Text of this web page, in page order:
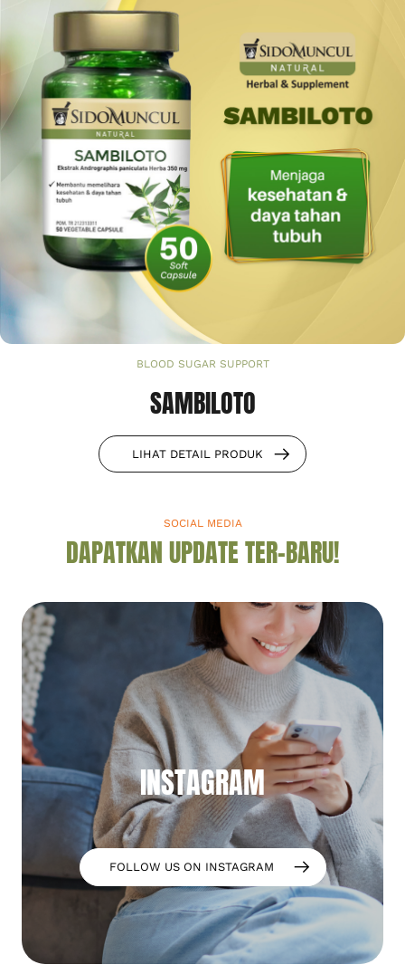
BLOOD SUGAR SUPPORT
SAMBILOTO
LIHAT DETAIL PRODUK
SOCIAL MEDIA
DAPATKAN UPDATE TER-BARU!
INSTAGRAM
FOLLOW US ON INSTAGRAM